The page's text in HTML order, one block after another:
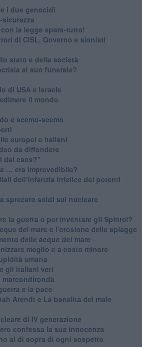
i due genocidi
con la legge spara-tutto!
di CISL, Governo e sionisti
stato e della società
al suo funerale?
di USA e Israele
il mondo
e scemo-scemo
europei e italiani
da diffondere
dal caos?"
… era imprevedibile?
dell’infanzia infelice dei potenti
sprecare soldi sul nucleare
la guerra o per inventare gli Spinrel?
del mare e l’erosione delle spiagge
delle acque del mare
meglio e a costo minore
umana
gli italiani veri
e la pace
Arendt e La banalità del male
di IV generazione
confessa la sua innocenza
al di sopra di ogni sospetto